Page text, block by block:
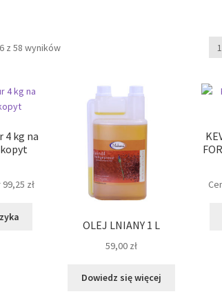
z 58 wynikówPosortowane
1
4 kg na
99,25 zł
OLEJ LNIANY 1 L
59,00 zł
Dowiedz się więcej